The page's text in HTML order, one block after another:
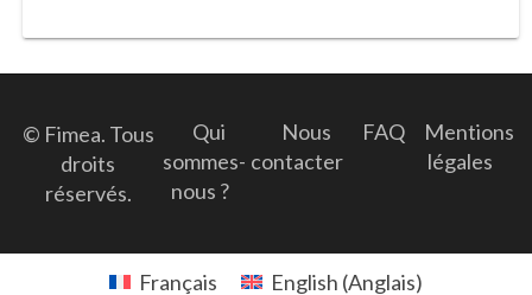
© Fimea. Tous
droits
réservés.
Qui
sommes-
nous ?
Nous
contacter
FAQ
Mentions
légales
Français English (Anglais)